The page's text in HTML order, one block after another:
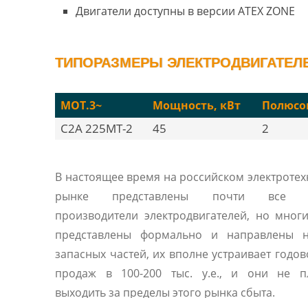
Двигатели доступны в версии ATEX ZONE
ТИПОРАЗМЕРЫ
MOT.3~ Мощность, кВт
C2A 225MT-2 45 2
В настоящее время на российском
рынке представлены почти все
производители электродвигателей, но
представлены формально и направлены
запасных частей, их вполне устраивает
продаж в 100-200 тыс. у.е., и они не
выходить за пределы этого рынка сбыта.